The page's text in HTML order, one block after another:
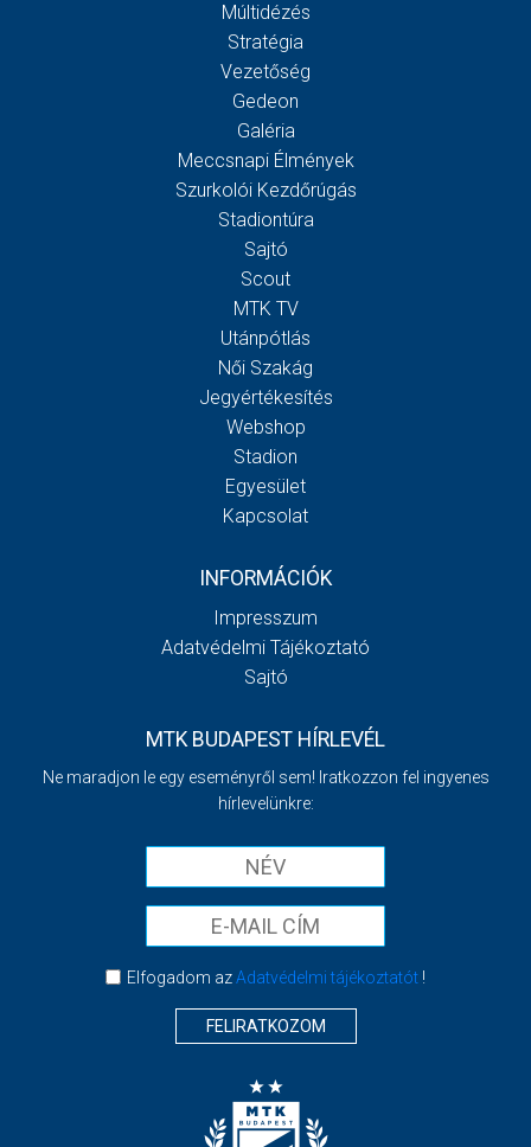
Múltidézés
Stratégia
Vezetőség
Gedeon
Galéria
Meccsnapi Élmények
Szurkolói Kezdőrúgás
Stadiontúra
Sajtó
Scout
MTK TV
Utánpótlás
Női Szakág
Jegyértékesítés
Webshop
Stadion
Egyesület
Kapcsolat
INFORMÁCIÓK
Impresszum
Adatvédelmi Tájékoztató
Sajtó
MTK BUDAPEST HÍRLEVÉL
Ne maradjon le egy eseményről sem! Iratkozzon fel ingyenes
hírlevelünkre:
Elfogadom azAdatvédelmi tájékoztatót!
FELIRATKOZOM